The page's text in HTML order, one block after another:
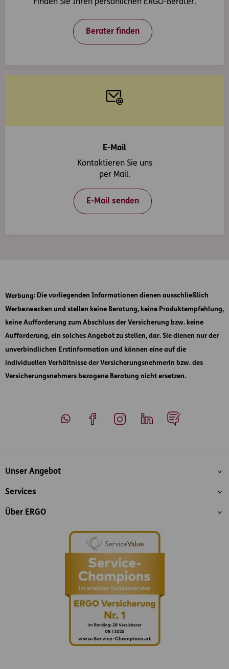
Finden Sie Ihren persönlichen ERGO-Berater.
Berater finden
E-Mail
Kontaktieren Sie uns
per Mail.
E-Mail senden
Werbung: Die vorliegenden Informationen dienen ausschließlich
Werbezwecken und stellen keine Beratung, keine Produktempfehlung,
keine Aufforderung zum Abschluss der Versicherung bzw. keine
Aufforderung, ein solches Angebot zu stellen, dar. Sie dienen nur der
unverbindlichen Erstinformation und können eine auf die
individuellen Verhältnisse der Versicherungsnehmerin bzw. des
Versicherungsnehmers bezogene Beratung nicht ersetzen.
Inhaltsübersicht
Unser Angebot
Services
Über ERGO